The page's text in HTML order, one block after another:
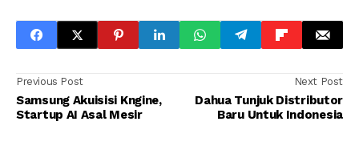
Previous Post
Samsung Akuisisi Kngine,
Startup AI Asal Mesir
Next Post
Dahua Tunjuk Distributor
Baru Untuk Indonesia